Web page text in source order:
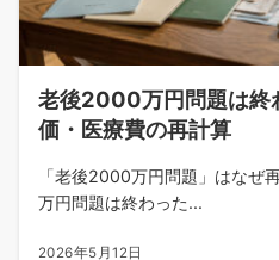
老後2000万円問題は終
価・医療費の再計算
「老後2000万円問題」はなぜ
万円問題は終わった...
2026年5月12日